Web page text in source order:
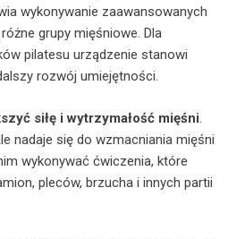
wykonywanie zaawansowanych
grupy mięśniowe. Dla
pilatesu urządzenie stanowi
rozwój umiejętności.
siłę i wytrzymałość mięśni.
nadaje się do wzmacniania mięśni
wykonywać ćwiczenia, które
pleców, brzucha i innych partii